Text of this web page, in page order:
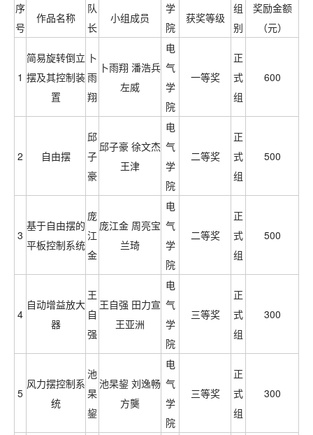
序
号
作品名称
队
长
小组成员
学
院
获奖等级
组
别
奖励金额
（元）
1
简易旋转倒立
摆及其控制装
置
卜
雨
翔
卜雨翔 潘浩兵
左威
电
气
学
院
一等奖
正
式
组
600
2 自由摆
邱
子
豪
邱子豪 徐文杰
王津
电
气
学
院
二等奖
正
式
组
500
3
基于自由摆的
平板控制系统
庞
江
金
庞江金 周亮宝
兰琦
电
气
学
院
二等奖
正
式
组
500
4
自动增益放大
器
王
自
强
王自强 田力宣
王亚洲
电
气
学
院
三等奖
正
式
组
300
5
风力摆控制系
统
池
杲
鋆
池杲鋆 刘逸畅
方龑
电
气
学
院
三等奖
正
式
组
300